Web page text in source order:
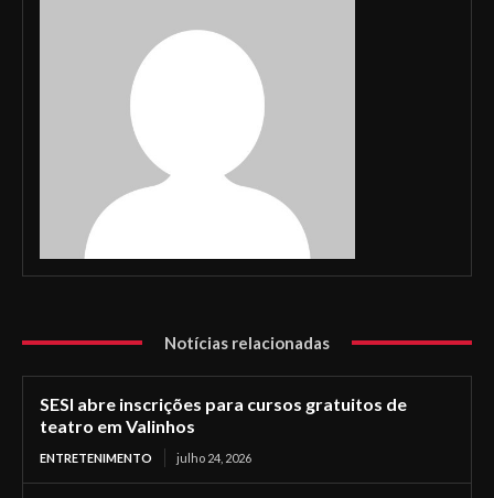
Notícias relacionadas
SESI abre inscrições para cursos gratuitos de
teatro em Valinhos
ENTRETENIMENTO julho 24, 2026